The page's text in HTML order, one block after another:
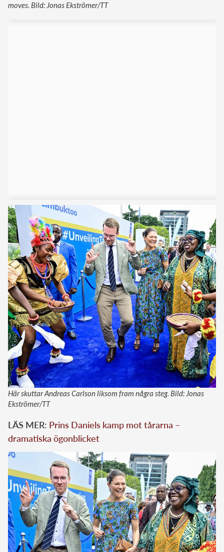
moves. Bild: Jonas Ekströmer/TT
Här skuttar Andreas Carlson liksom fram några steg. Bild: Jonas
Ekströmer/TT
LÄS MER: Prins Daniels kamp mot tårarna –
dramatiska ögonblicket